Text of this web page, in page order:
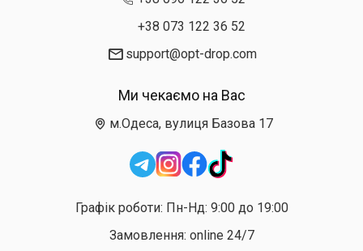
+38 073 122 36 52
support@opt-drop.com
Ми чекаємо на Вас
м.Одеса, вулиця Базова 17
Графік роботи: Пн-Нд: 9:00 до 19:00
Замовлення: online 24/7